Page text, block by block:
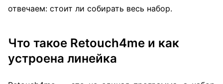
отвечаем: стоит ли собирать весь набор.
Что такое Retouch4me и как
устроена линейка